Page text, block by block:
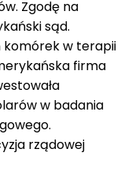
Zgodę na
sąd.
komórek w terapii
firma
w badania
rządowej